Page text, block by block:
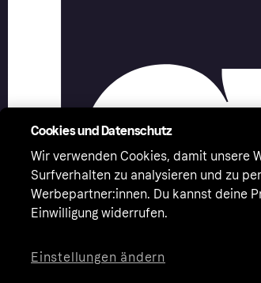
Cookies und Datenschutz
Wir verwenden Cookies, damit unsere
Surfverhalten zu analysieren und zu
Werbepartner:innen. Du kannst deine
Einwilligung widerrufen.
Einstellungen ändern